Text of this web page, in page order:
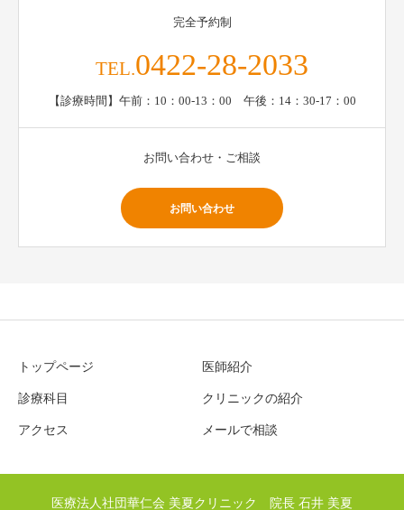
完全予約制
TEL.0422-28-2033
【診療時間】午前：10：00-13：00 午後：14：30-17：00
お問い合わせ・ご相談
お問い合わせ
トップページ 医師紹介
診療科目 クリニックの紹介
アクセス メールで相談
医療法人社団華仁会 美夏クリニック 院長 石井 美夏